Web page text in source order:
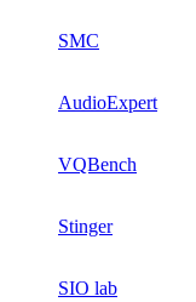
SMC
AudioExpert
VQBench
Stinger
SIO lab